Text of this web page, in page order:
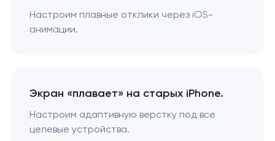
Настроим плавные отклики через iOS-
анимации.
Экран «плавает» на старых iPhone.
Настроим адаптивную верстку под все
целевые устройства.